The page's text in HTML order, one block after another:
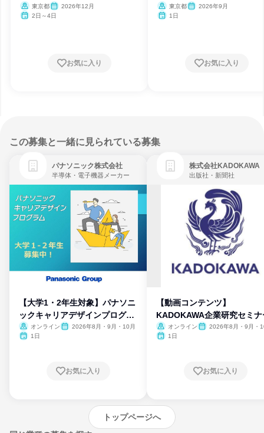
東京都
2026年12月
2日～4日
お気に入り
東京都
2026年9月
1日
お気に入り
この募集と一緒に見られている募集
パナソニック株式会社
半導体・電子機器メーカー
【大学1・2年生対象】パナソニ
ックキャリアデザインプログラ
ム
オンライン
2026年8月・9月・10月
1日
お気に入り
株式会社KADOKAWA
出版社・新聞社
【動画コンテンツ】
KADOKAWA企業研究セミナ
オンライン
2026年8月・9月・
1日
お気に入り
トップページへ